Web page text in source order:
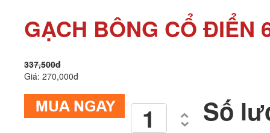
GẠCH BÔNG CỔ ĐIỂN
337,500đ
Giá: 270,000đ
Số